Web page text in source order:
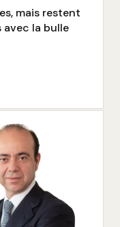
mais restent
avec la bulle